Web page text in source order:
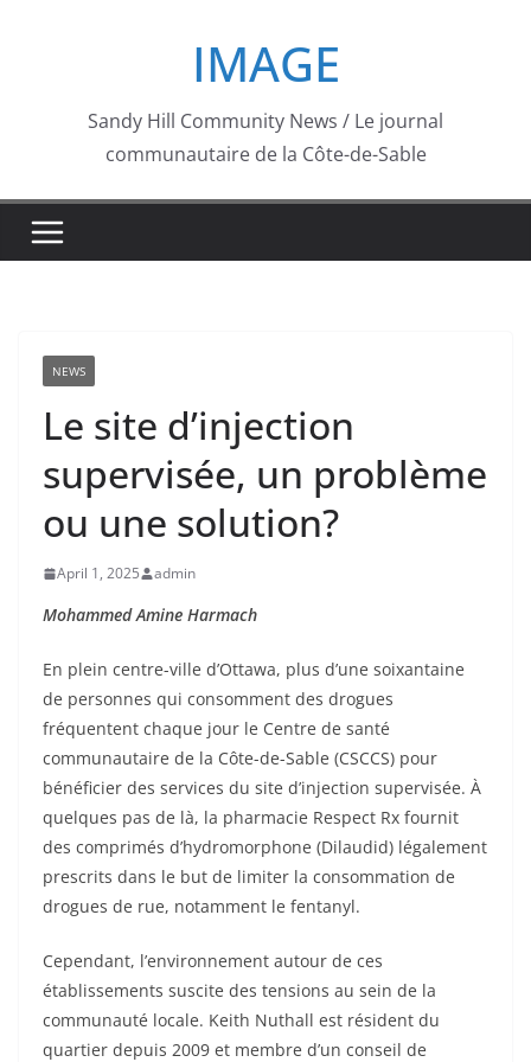
IMAGE
Sandy Hill Community News / Le journal
communautaire de la Côte-de-Sable
NEWS
Le site d’injection
supervisée, un problème
ou une solution?
April 1, 2025 admin
Mohammed Amine Harmach
En plein centre-ville d’Ottawa, plus d’une soixantaine
de personnes qui consomment des drogues
fréquentent chaque jour le Centre de santé
communautaire de la Côte-de-Sable (CSCCS) pour
bénéficier des services du site d’injection supervisée. À
quelques pas de là, la pharmacie Respect Rx fournit
des comprimés d’hydromorphone (Dilaudid) légalement
prescrits dans le but de limiter la consommation de
drogues de rue, notamment le fentanyl.
Cependant, l’environnement autour de ces
établissements suscite des tensions au sein de la
communauté locale. Keith Nuthall est résident du
quartier depuis 2009 et membre d’un conseil de